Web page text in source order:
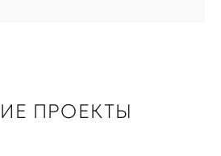
ПРОЕКТЫ